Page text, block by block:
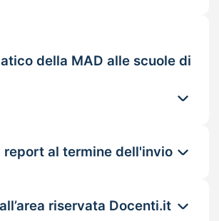
della MAD alle scuole di
report al termine dell'invio
riservata Docenti.it